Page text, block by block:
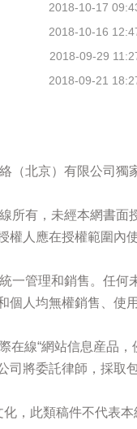
2018-10-17
2018-10-16
2018-09-29
2018-09-21
（北京）有限公司獨
所有，未經本網書面
權人應在授權範圍內
一管理和銷售。任何
個人均無權銷售、使用
在線“網站信息産品，
司將委託律師，採取
，此類稿件不代表本